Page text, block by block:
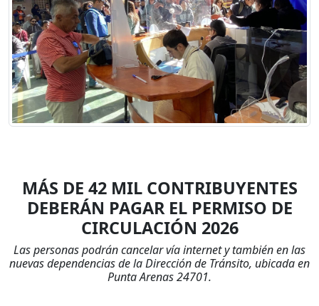
MÁS DE 42 MIL CONTRIBUYENTES
DEBERÁN PAGAR EL PERMISO DE
CIRCULACIÓN 2026
Las personas podrán cancelar vía internet y también en las
nuevas dependencias de la Dirección de Tránsito, ubicada en
Punta Arenas 24701.